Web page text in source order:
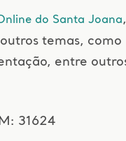
do Santa Joana
temas, como
entre
31624